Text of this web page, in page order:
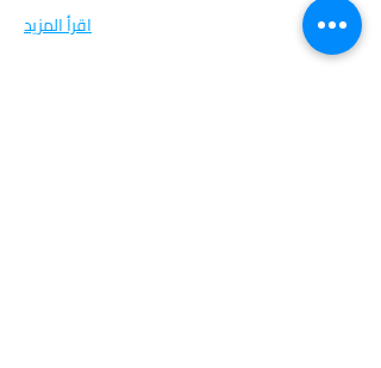
اقرأ المزيد